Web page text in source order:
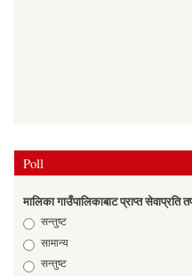
Poll
मालिका गाउँपालिकाबाट प्राप्त सेवाप्रति
Choices
सन्तुष्ट
सामान्य
सन्तुष्ट